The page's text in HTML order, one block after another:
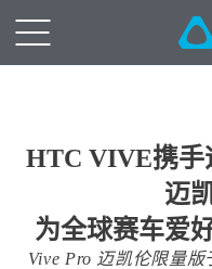
HTC VIVE携手
迈
为全球赛车爱
Vive Pro 迈凯伦限量